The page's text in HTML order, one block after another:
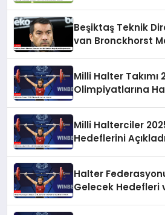
Beşiktaş Teknik
van Bronckhorst
Milli Halter Takımı
Olimpiyatlarına
Milli Halterciler
Hedeflerini
Halter
Gelecek Hedefleri